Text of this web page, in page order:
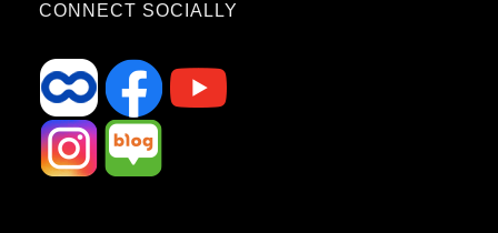
CONNECT SOCIALLY